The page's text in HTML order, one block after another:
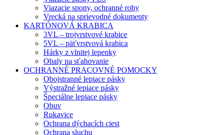
Viazacie spony, ochranné rohy
Vrecká na sprievodné dokumenty
KARTÓNOVÁ KRABICA
3VL – trojvrstvové krabice
5VL – päťvrstvová krabica
Hárky z vlnitej lepenky
Obaly na sťahovanie
OCHRANNÉ PRACOVNÉ POMOCKY
Obojstranné lepiace pásky
Výstražné lepiace pásky
Špeciálne lepiace pásky
Obuv
Rukavice
Ochrana dýchacích ciest
Ochrana sluchu